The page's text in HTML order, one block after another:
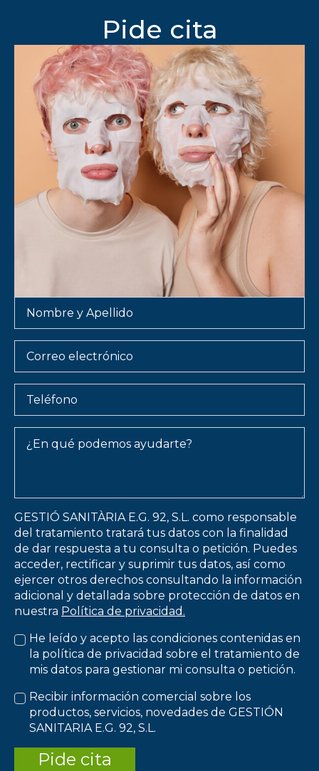
Pide cita
Nombre
Email
Teléfono
Message
GESTIÓ SANITÀRIA E.G. 92, S.L. como responsable
del tratamiento tratará tus datos con la finalidad
de dar respuesta a tu consulta o petición. Puedes
acceder, rectificar y suprimir tus datos, así como
ejercer otros derechos consultando la información
adicional y detallada sobre protección de datos en
nuestra Política de privacidad.
He leído y acepto las condiciones contenidas en
la política de privacidad sobre el tratamiento de
mis datos para gestionar mi consulta o petición.
Recibir información comercial sobre los
productos, servicios, novedades de GESTIÓN
SANITARIA E.G. 92, S.L.
Pide cita